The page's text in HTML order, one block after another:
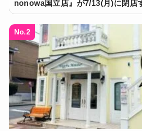
nonowa国立店』が7/13(月)に閉店
No.2